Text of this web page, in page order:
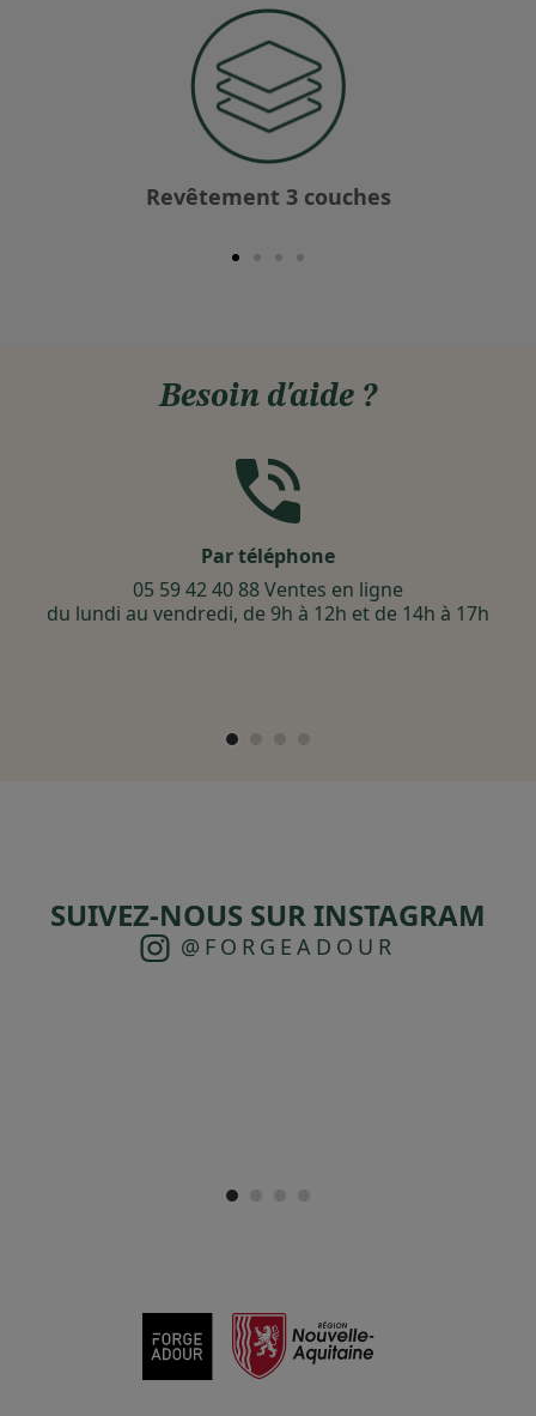
Revêtement 3 couches
Besoin d'aide ?
Par téléphone
05 59 42 40 88 Ventes en ligne
du lundi au vendredi, de 9h à 12h et de 14h à 17h
SUIVEZ-NOUS SUR INSTAGRAM
@FORGEADOUR